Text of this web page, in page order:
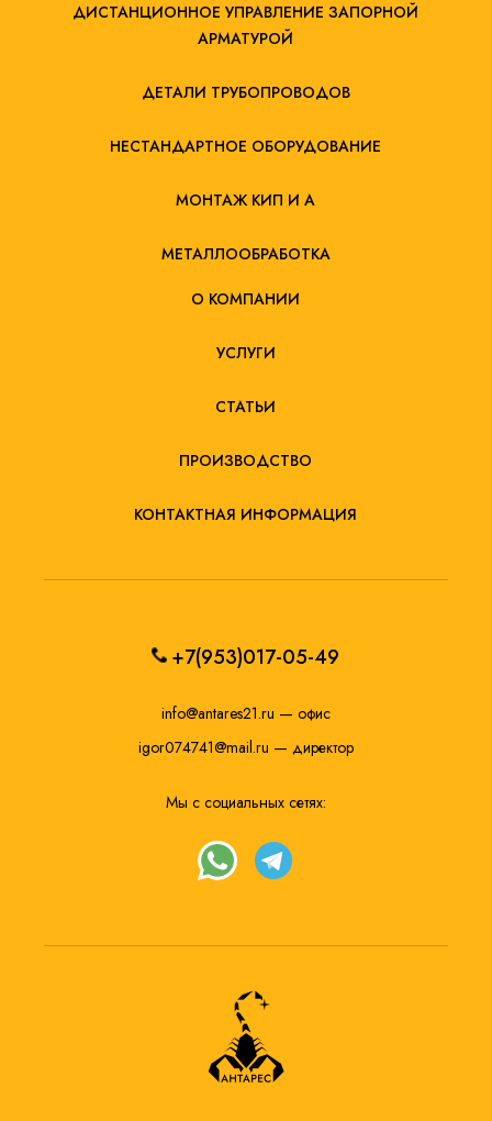
ДИСТАНЦИОННОЕ УПРАВЛЕНИЕ ЗАПОРНОЙ
АРМАТУРОЙ
ДЕТАЛИ ТРУБОПРОВОДОВ
НЕСТАНДАРТНОЕ ОБОРУДОВАНИЕ
МОНТАЖ КИП И А
МЕТАЛЛООБРАБОТКА
О КОМПАНИИ
УСЛУГИ
СТАТЬИ
ПРОИЗВОДСТВО
КОНТАКТНАЯ ИНФОРМАЦИЯ
+7(953)017-05-49
info@antares21.ru — офис
igor074741@mail.ru — директор
Мы с социальных сетях: